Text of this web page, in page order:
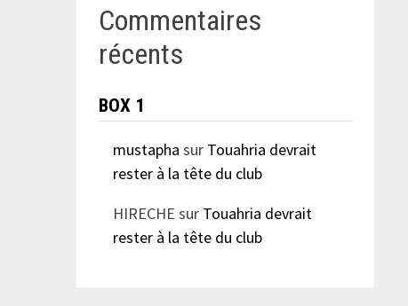
Commentaires
récents
BOX 1
mustapha sur Touahria devrait
rester à la tête du club
HIRECHE sur Touahria devrait
rester à la tête du club